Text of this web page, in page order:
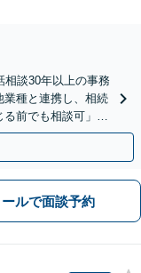
相談30年以上の事務
業種と連携し、相続
前でも相談可」
可】
ールで面談予約